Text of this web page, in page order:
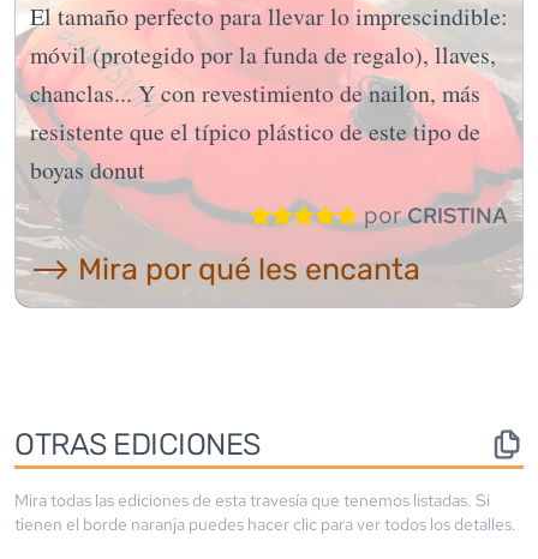
El tamaño perfecto para llevar lo imprescindible:
móvil (protegido por la funda de regalo), llaves,
chanclas... Y con revestimiento de nailon, más
resistente que el típico plástico de este tipo de
boyas donut
porCRISTINA
⟶ Mira por qué les encanta
OTRAS EDICIONES
Mira todas las ediciones de esta travesía que tenemos listadas. Si
tienen el borde naranja puedes hacer clic para ver todos los detalles.